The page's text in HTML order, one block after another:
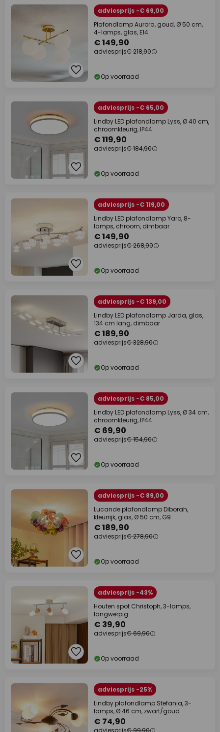
adviesprijs -€ 69,00
Plafondlamp Aurora, goud, Ø 50 cm,
4-lamps, glas, E14
€ 149,90
adviesprijs€ 218,90
Op voorraad
adviesprijs -€ 65,00
Lindby LED plafondlamp Lyss, Ø 40 cm,
chroomkleurig, IP44
€ 119,90
adviesprijs€ 184,90
Op voorraad
adviesprijs -€ 119,00
Lindby LED plafondlamp Yaro, 8-
lamps, chroom, dimbaar
€ 149,90
adviesprijs€ 268,90
Op voorraad
adviesprijs -€ 139,00
Lindby LED plafondlamp Jarda, glas,
134 cm lang, dimbaar
€ 189,90
adviesprijs€ 328,90
Op voorraad
adviesprijs -€ 85,00
Lindby LED plafondlamp Lyss, Ø 34 cm,
chroomkleurig, IP44
€ 69,90
adviesprijs€ 154,90
Op voorraad
adviesprijs -€ 89,00
Lucande plafondlamp Diborah,
kleurrijk, glas, Ø 50 cm, G9
€ 189,90
adviesprijs€ 278,90
Op voorraad
adviesprijs -43%
Houten spot Christoph, 3-lamps,
langwerpig
€ 39,90
adviesprijs€ 69,90
Op voorraad
adviesprijs -25%
Lindby plafondlamp Stefania, 3-
lamps, Ø 46 cm, zwart/goud
€ 74,90
adviesprijs€ 99,90